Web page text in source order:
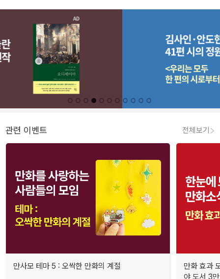
관련 이벤트 전체보기
만사모 테마 5 : 오싹한 만화의 계절
만화 효과
야 도서 3